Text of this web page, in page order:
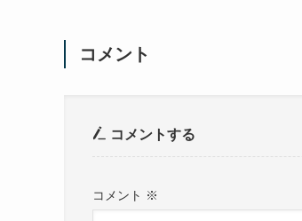
コメント
コメントする
コメント ※